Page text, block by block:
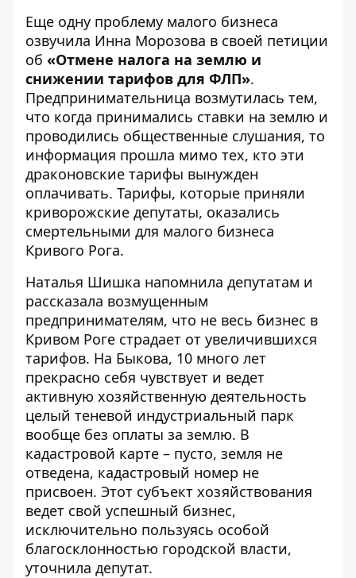
Еще одну проблему малого бизнеса
озвучила Инна Морозова в своей петиции
об «Отмене налога на землю и
снижении тарифов для ФЛП».
Предпринимательница возмутилась тем,
что когда принимались ставки на землю и
проводились общественные слушания, то
информация прошла мимо тех, кто эти
драконовские тарифы вынужден
оплачивать. Тарифы, которые приняли
криворожские депутаты, оказались
смертельными для малого бизнеса
Кривого Рога.
Наталья Шишка напомнила депутатам и
рассказала возмущенным
предпринимателям, что не весь бизнес в
Кривом Роге страдает от увеличившихся
тарифов. На Быкова, 10 много лет
прекрасно себя чувствует и ведет
активную хозяйственную деятельность
целый теневой индустриальный парк
вообще без оплаты за землю. В
кадастровой карте – пусто, земля не
отведена, кадастровый номер не
присвоен. Этот субъект хозяйствования
ведет свой успешный бизнес,
исключительно пользуясь особой
благосклонностью городской власти,
уточнила депутат.